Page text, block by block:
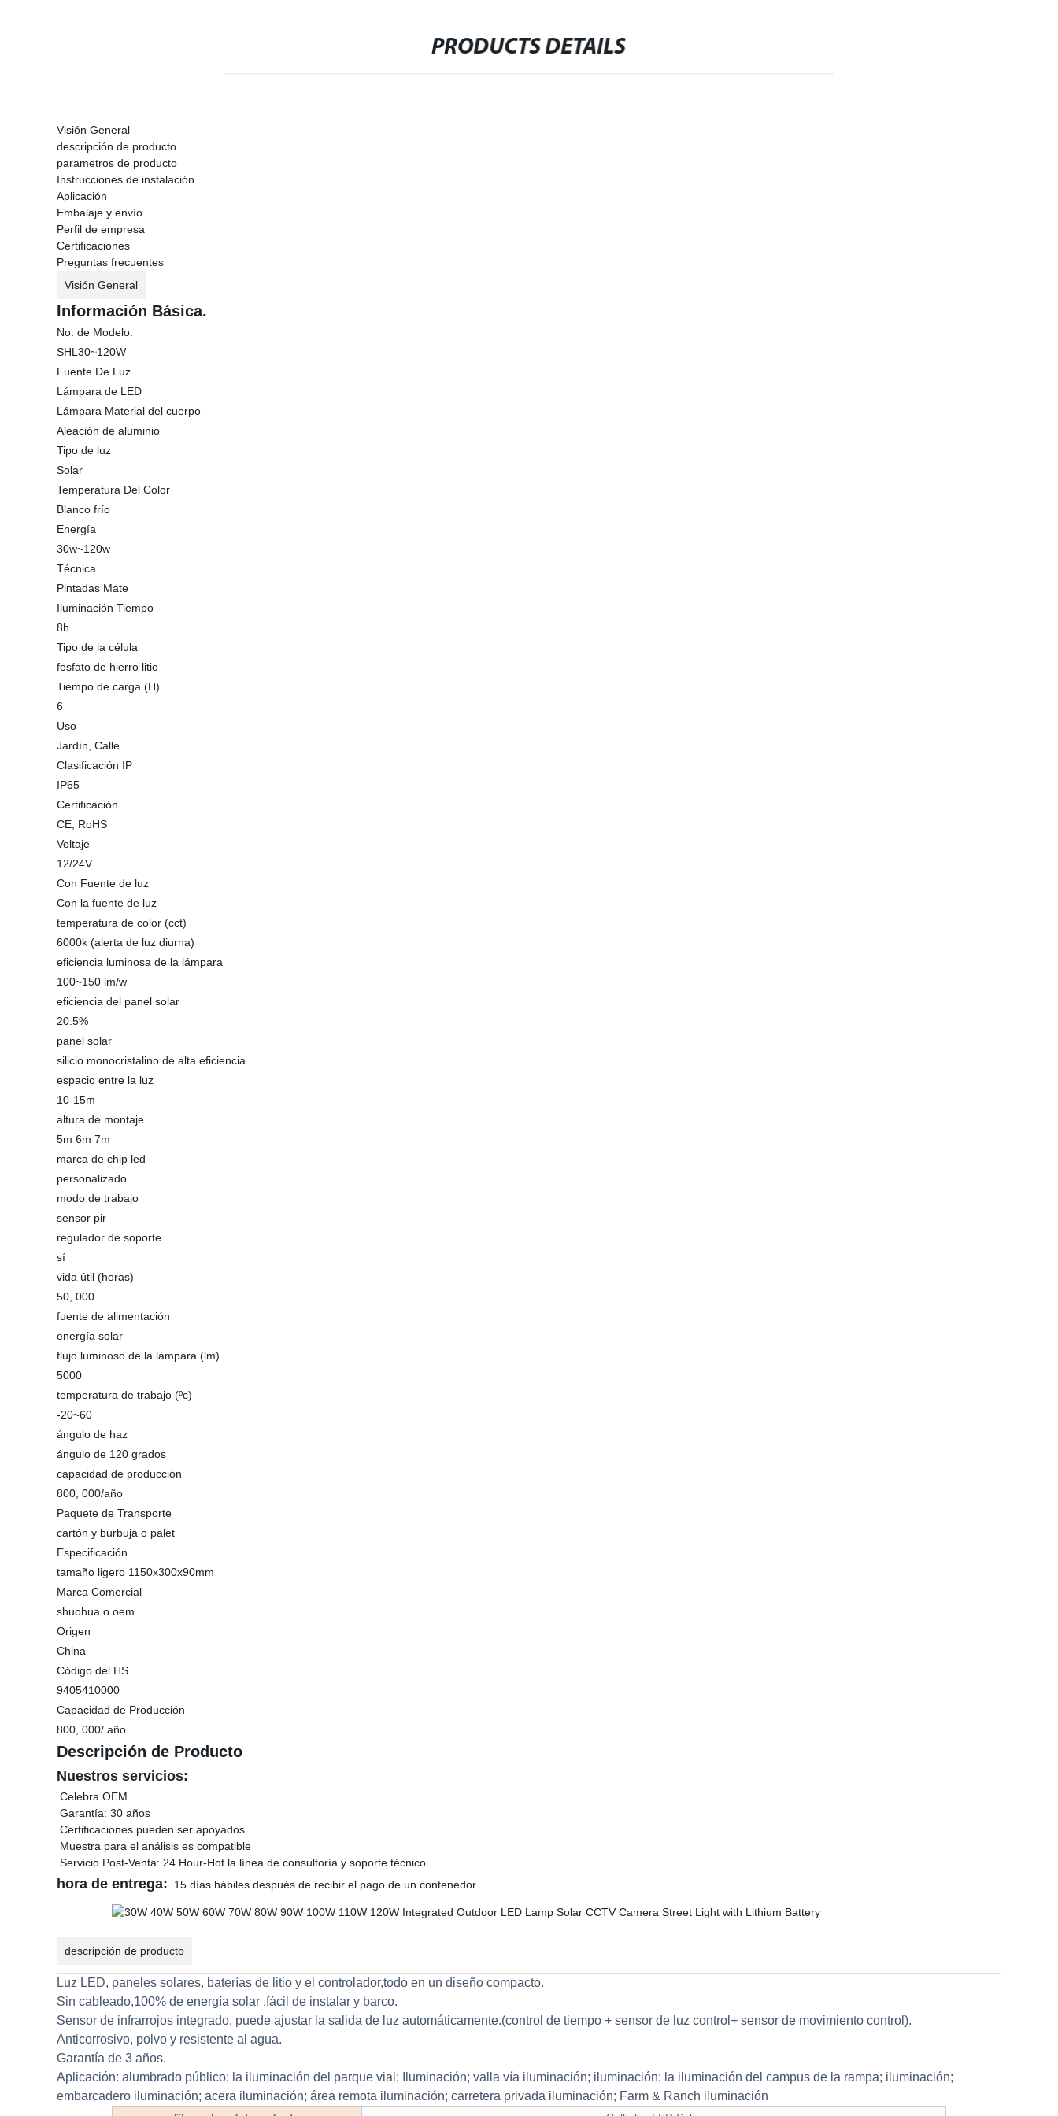
PRODUCTS DETAILS
Visión General
descripción de producto
parametros de producto
Instrucciones de instalación
Aplicación
Embalaje y envío
Perfil de empresa
Certificaciones
Preguntas frecuentes
Visión General
Información Básica.
No. de Modelo.
SHL30~120W
Fuente De Luz
Lámpara de LED
Lámpara Material del cuerpo
Aleación de aluminio
Tipo de luz
Solar
Temperatura Del Color
Blanco frío
Energía
30w~120w
Técnica
Pintadas Mate
Iluminación Tiempo
8h
Tipo de la célula
fosfato de hierro litio
Tiempo de carga (H)
6
Uso
Jardín, Calle
Clasificación IP
IP65
Certificación
CE, RoHS
Voltaje
12/24V
Con Fuente de luz
Con la fuente de luz
temperatura de color (cct)
6000k (alerta de luz diurna)
eficiencia luminosa de la lámpara
100~150 lm/w
eficiencia del panel solar
20.5%
panel solar
silicio monocristalino de alta eficiencia
espacio entre la luz
10-15m
altura de montaje
5m 6m 7m
marca de chip led
personalizado
modo de trabajo
sensor pir
regulador de soporte
sí
vida útil (horas)
50, 000
fuente de alimentación
energía solar
flujo luminoso de la lámpara (lm)
5000
temperatura de trabajo (ºc)
-20~60
ángulo de haz
ángulo de 120 grados
capacidad de producción
800, 000/año
Paquete de Transporte
cartón y burbuja o palet
Especificación
tamaño ligero 1150x300x90mm
Marca Comercial
shuohua o oem
Origen
China
Código del HS
9405410000
Capacidad de Producción
800, 000/ año
Descripción de Producto
Nuestros servicios:
Celebra OEM
Garantía: 30 años
Certificaciones pueden ser apoyados
Muestra para el análisis es compatible
Servicio Post-Venta: 24 Hour-Hot la línea de consultoría y soporte técnico
hora de entrega: 15 días hábiles después de recibir el pago de un contenedor
descripción de producto
Luz LED, paneles solares, baterías de litio y el controlador,todo en un diseño compacto.
Sin cableado,100% de energía solar ,fácil de instalar y barco.
Sensor de infrarrojos integrado, puede ajustar la salida de luz automáticamente.(control de tiempo + sensor de luz control+ sensor de movimiento control).
Anticorrosivo, polvo y resistente al agua.
Garantía de 3 años.
Aplicación: alumbrado público; la iluminación del parque vial; Iluminación; valla vía iluminación; iluminación; la iluminación del campus de la rampa; iluminación;
embarcadero iluminación; acera iluminación; área remota iluminación; carretera privada iluminación; Farm & Ranch iluminación